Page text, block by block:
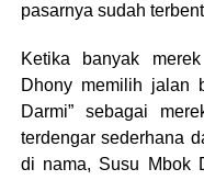
pasarnya sudah
Ketika banyak
Dhony memilih jalan
Darmi” sebagai
terdengar sederhana
di nama, Susu Mbok